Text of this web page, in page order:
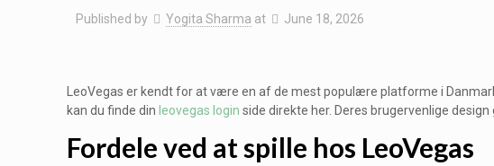
Published by Yogita Sharma at June 18, 2026
LeoVegas er kendt for at være en af de mest populære platforme i
kan du finde din leovegas login side direkte her. Deres brugervenlige
Fordele ved at spille hos LeoVegas